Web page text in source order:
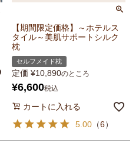
【期間限定価格】～ホテルス
タイル～美肌サポートシルク
枕
セルフメイド枕
定価 ¥10,890のところ
¥6,600税込
カートに入れる
5.00 （6）